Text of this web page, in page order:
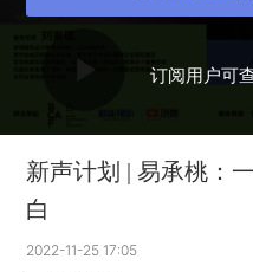
订阅用户可
新声计划 | 易承桃：
白
2022-11-25 17:05